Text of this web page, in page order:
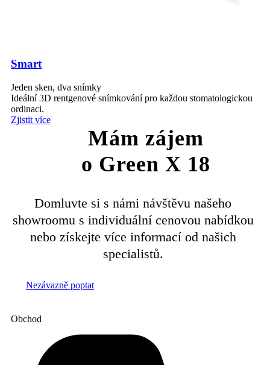
Smart
Jeden sken, dva snímky
Ideální 3D rentgenové snímkování pro každou stomatologickou
ordinaci.
Zjistit více
Mám zájem
o Green X 18
Domluvte si s námi návštěvu našeho
showroomu s individuální cenovou nabídkou
nebo získejte více informací od našich
specialistů.
Nezávazně poptat
Obchod